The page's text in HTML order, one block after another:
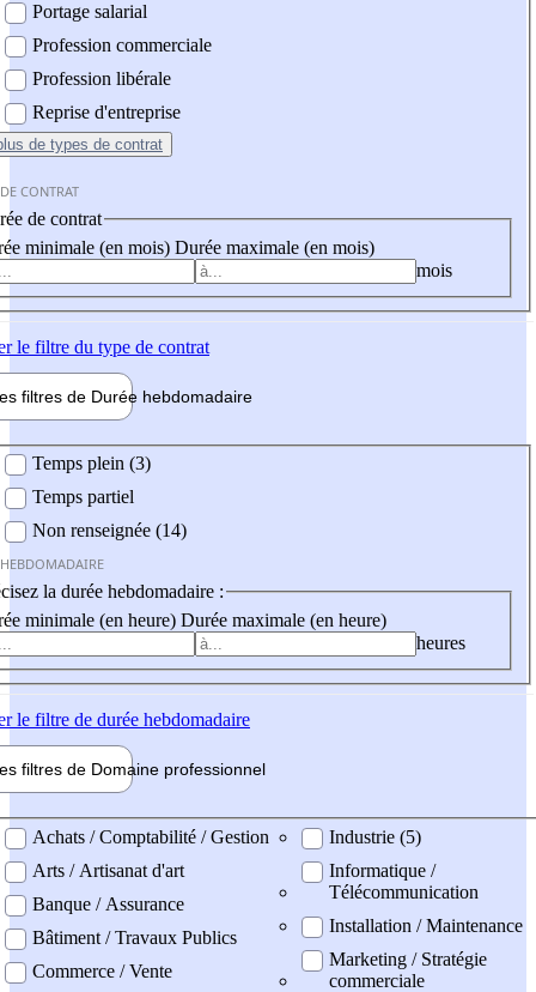
Portage salarial
Profession commerciale
Profession libérale
Reprise d'entreprise
de types de contrat
CONTRAT
de contrat
minimale (en mois) Durée maximale (en mois)
mois
le filtre du type de contrat
filtres de Durée hebdomadaire
Temps plein (3)
Temps partiel
Non renseignée (14)
la durée hebdomadaire :
minimale (en heure) Durée maximale (en heure)
heures
le filtre de durée hebdomadaire
filtres de Domaine professionnel
professionel
Achats / Comptabilité / Gestion
Arts / Artisanat d'art
Banque / Assurance
Bâtiment / Travaux Publics
Commerce / Vente
Industrie (5)
Informatique /
Télécommunication
Installation / Maintenance
Marketing / Stratégie
commerciale